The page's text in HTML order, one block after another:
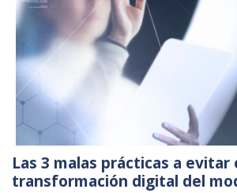
Las 3 malas prácticas a evitar
transformación digital del